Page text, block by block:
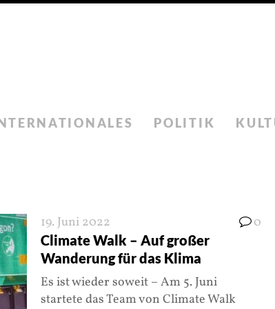
POLITIK
19. Juni 2022 0
Climate Walk – Auf großer
Wanderung für das Klima
Es ist wieder soweit – Am 5. Juni
startete das Team von Climate Walk